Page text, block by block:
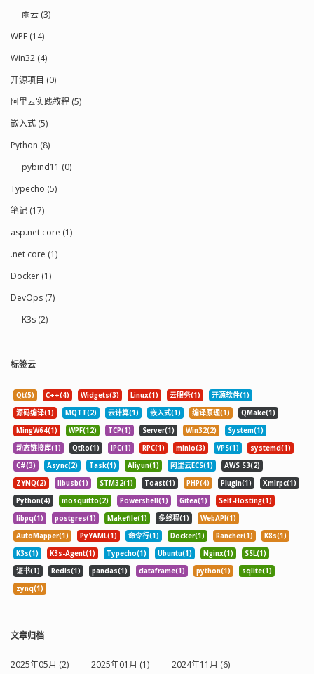
雨云 (3)
WPF (14)
Win32 (4)
开源项目 (0)
阿里云实践教程 (5)
嵌入式 (5)
Python (8)
pybind11 (0)
Typecho (5)
笔记 (17)
asp.net core (1)
.net core (1)
Docker (1)
DevOps (7)
K3s (2)
标签云
Qt(5) C++(4) Widgets(3) Linux(1) 云服务(1)
开源软件(1)
源码编译(1)
MQTT(2) 云计算(1) 嵌入式(1) 编译原理(1)
QMake(1)
MingW64(1)
WPF(12) TCP(1) Server(1) Win32(2)
System(1)
动态链接库(1)
QtRo(1) IPC(1) RPC(1) minio(3) VPS(1)
systemd(1)
C#(3)
Async(2) Task(1) Aliyun(1) 阿里云ECS(1)
AWS S3(2)
ZYNQ(2)
libusb(1) STM32(1) Toast(1) PHP(4) Plugin(1)
Xmlrpc(1)
Python(4)
mosquitto(2) Powershell(1) Gitea(1)
Self-Hosting(1)
libpq(1)
postgres(1) Makefile(1) 多线程(1)
WebAPI(1)
AutoMapper(1)
PyYAML(1) 命令行(1) Docker(1) Rancher(1)
K8s(1)
K3s(1)
K3s-Agent(1) Typecho(1) Ubuntu(1) Nginx(1)
SSL(1)
证书(1)
Redis(1) pandas(1) dataframe(1) python(1)
sqlite(1)
zynq(1)
文章归档
2025年05月 (2) 2025年01月 (1) 2024年11月 (6)